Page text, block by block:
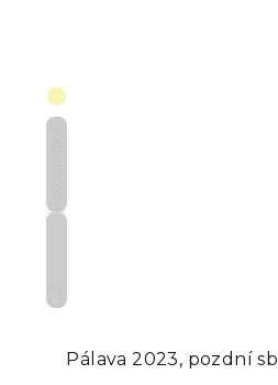
CZ
Pálava 2023, pozdní